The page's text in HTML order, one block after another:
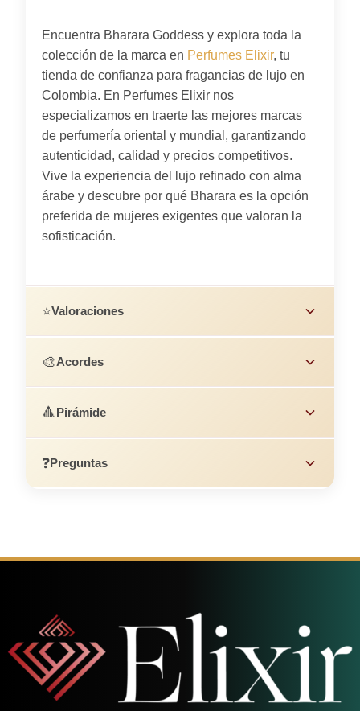
Encuentra Bharara Goddess y explora toda la
colección de la marca en Perfumes Elixir, tu
tienda de confianza para fragancias de lujo en
Colombia. En Perfumes Elixir nos
especializamos en traerte las mejores marcas
de perfumería oriental y mundial, garantizando
autenticidad, calidad y precios competitivos.
Vive la experiencia del lujo refinado con alma
árabe y descubre por qué Bharara es la opción
preferida de mujeres exigentes que valoran la
sofisticación.
⭐Valoraciones
🎨Acordes
🔺Pirámide
❓Preguntas